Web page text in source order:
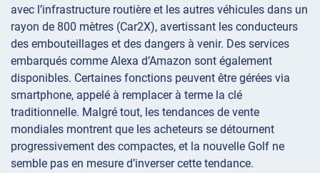
avec l’infrastructure routière et les autres véhicules dans un
rayon de 800 mètres (Car2X), avertissant les conducteurs
des embouteillages et des dangers à venir. Des services
embarqués comme Alexa d’Amazon sont également
disponibles. Certaines fonctions peuvent être gérées via
smartphone, appelé à remplacer à terme la clé
traditionnelle. Malgré tout, les tendances de vente
mondiales montrent que les acheteurs se détournent
progressivement des compactes, et la nouvelle Golf ne
semble pas en mesure d’inverser cette tendance.